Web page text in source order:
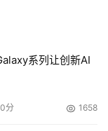
商都在努力将硬
网。
的集成方法有三
系列让创新AI
分 1658